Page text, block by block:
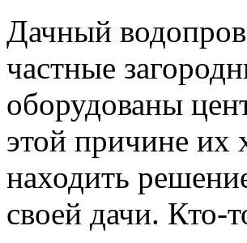
Дачный
частные
оборудованы
этой причине их
находить
своей дачи. Кто-